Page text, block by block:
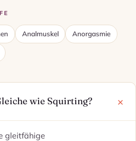
Analmuskel Anorgasmie
wie Squirting?
gleitfähige